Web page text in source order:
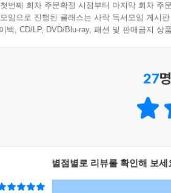
은 필자의 정교한 엑셀 추정치와 완전히
, 10년 뒤를 바라보던 DCF 모델은 단 한
가리는 가장 화려한 포장지다. 하지만
달했다는 것은 그 성장의 기울기가 평평
이 가장 당혹스러워하는 순간이 있다. ‘
터 곤두박질치는 상황이다. 전문가들은
를 한 지 20여 년이 되었지만 여전히 주
번째 회차 주문확정 시점부터 마지막 회차 주
임으로 진행된 클래스는 사락 독서모임 게시
백, CD/LP, DVD/Blu-ray, 패션 및 판매금지 상
27
별점별로 리뷰를 확인해 보세